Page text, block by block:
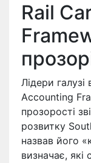
Rail
Лідери
Accounting
прозорості
розвитку
назвав його
визначає, які